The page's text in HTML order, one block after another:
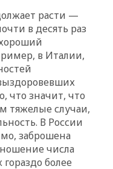
расти —
в десять раз
в Италии,
что значит, что
тяжелые случаи,
В России
заброшена
числа
более